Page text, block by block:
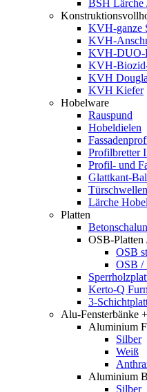
BSH Lärche
KVH-ganze
KVH-
KVH-DUO-
KVH-
KVH
KVH Kiefer
Hobelware
Rauspund
Hobeldielen
Profilbretter
Profil- und
Glattkant-
Lärche
Platten
OSB-Platten
OSB
OSB /
Kerto-Q
3-
Alu-Fensterbänke
Aluminium
Silber
Weiß
Aluminium
Silber